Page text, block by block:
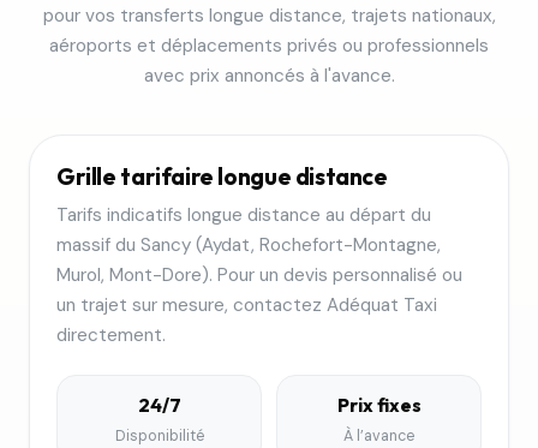
pour vos transferts longue distance, trajets nationaux,
aéroports et déplacements privés ou professionnels
avec prix annoncés à l'avance.
Grille tarifaire longue distance
Tarifs indicatifs longue distance au départ du
massif du Sancy (Aydat, Rochefort-Montagne,
Murol, Mont-Dore). Pour un devis personnalisé ou
un trajet sur mesure, contactez Adéquat Taxi
directement.
24/7
Disponibilité
Prix fixes
À l’avance